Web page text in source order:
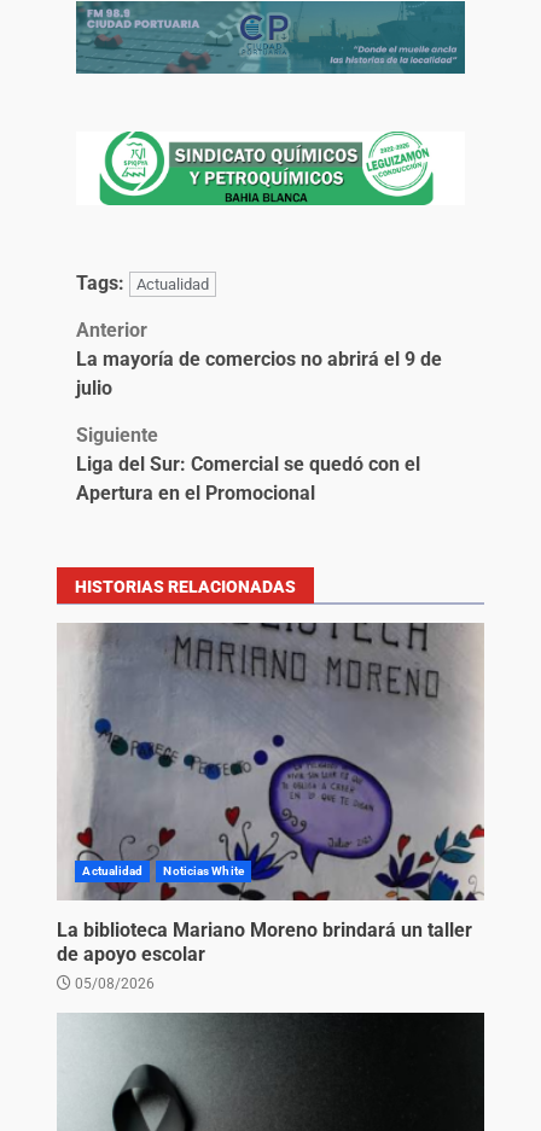
Tags: Actualidad
Anterior
La mayoría de comercios no abrirá el 9 de
julio
Siguiente
Liga del Sur: Comercial se quedó con el
Apertura en el Promocional
HISTORIAS RELACIONADAS
Actualidad Noticias White
La biblioteca Mariano Moreno brindará un taller
de apoyo escolar
05/08/2026